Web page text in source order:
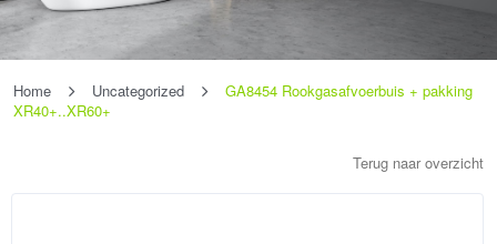
Home Uncategorized
GA8454 Rookgasafvoerbuis + pakking
XR40+..XR60+
Terug naar overzicht